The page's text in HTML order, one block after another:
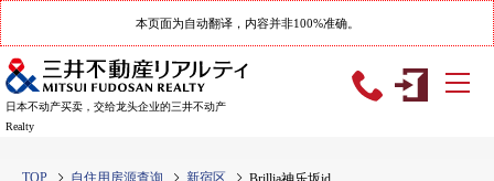
本页面为自动翻译，内容并非100%准确。
日本不动产买卖，交给龙头企业的三井不动产
Realty
TOP 自住用房源查询 新宿区